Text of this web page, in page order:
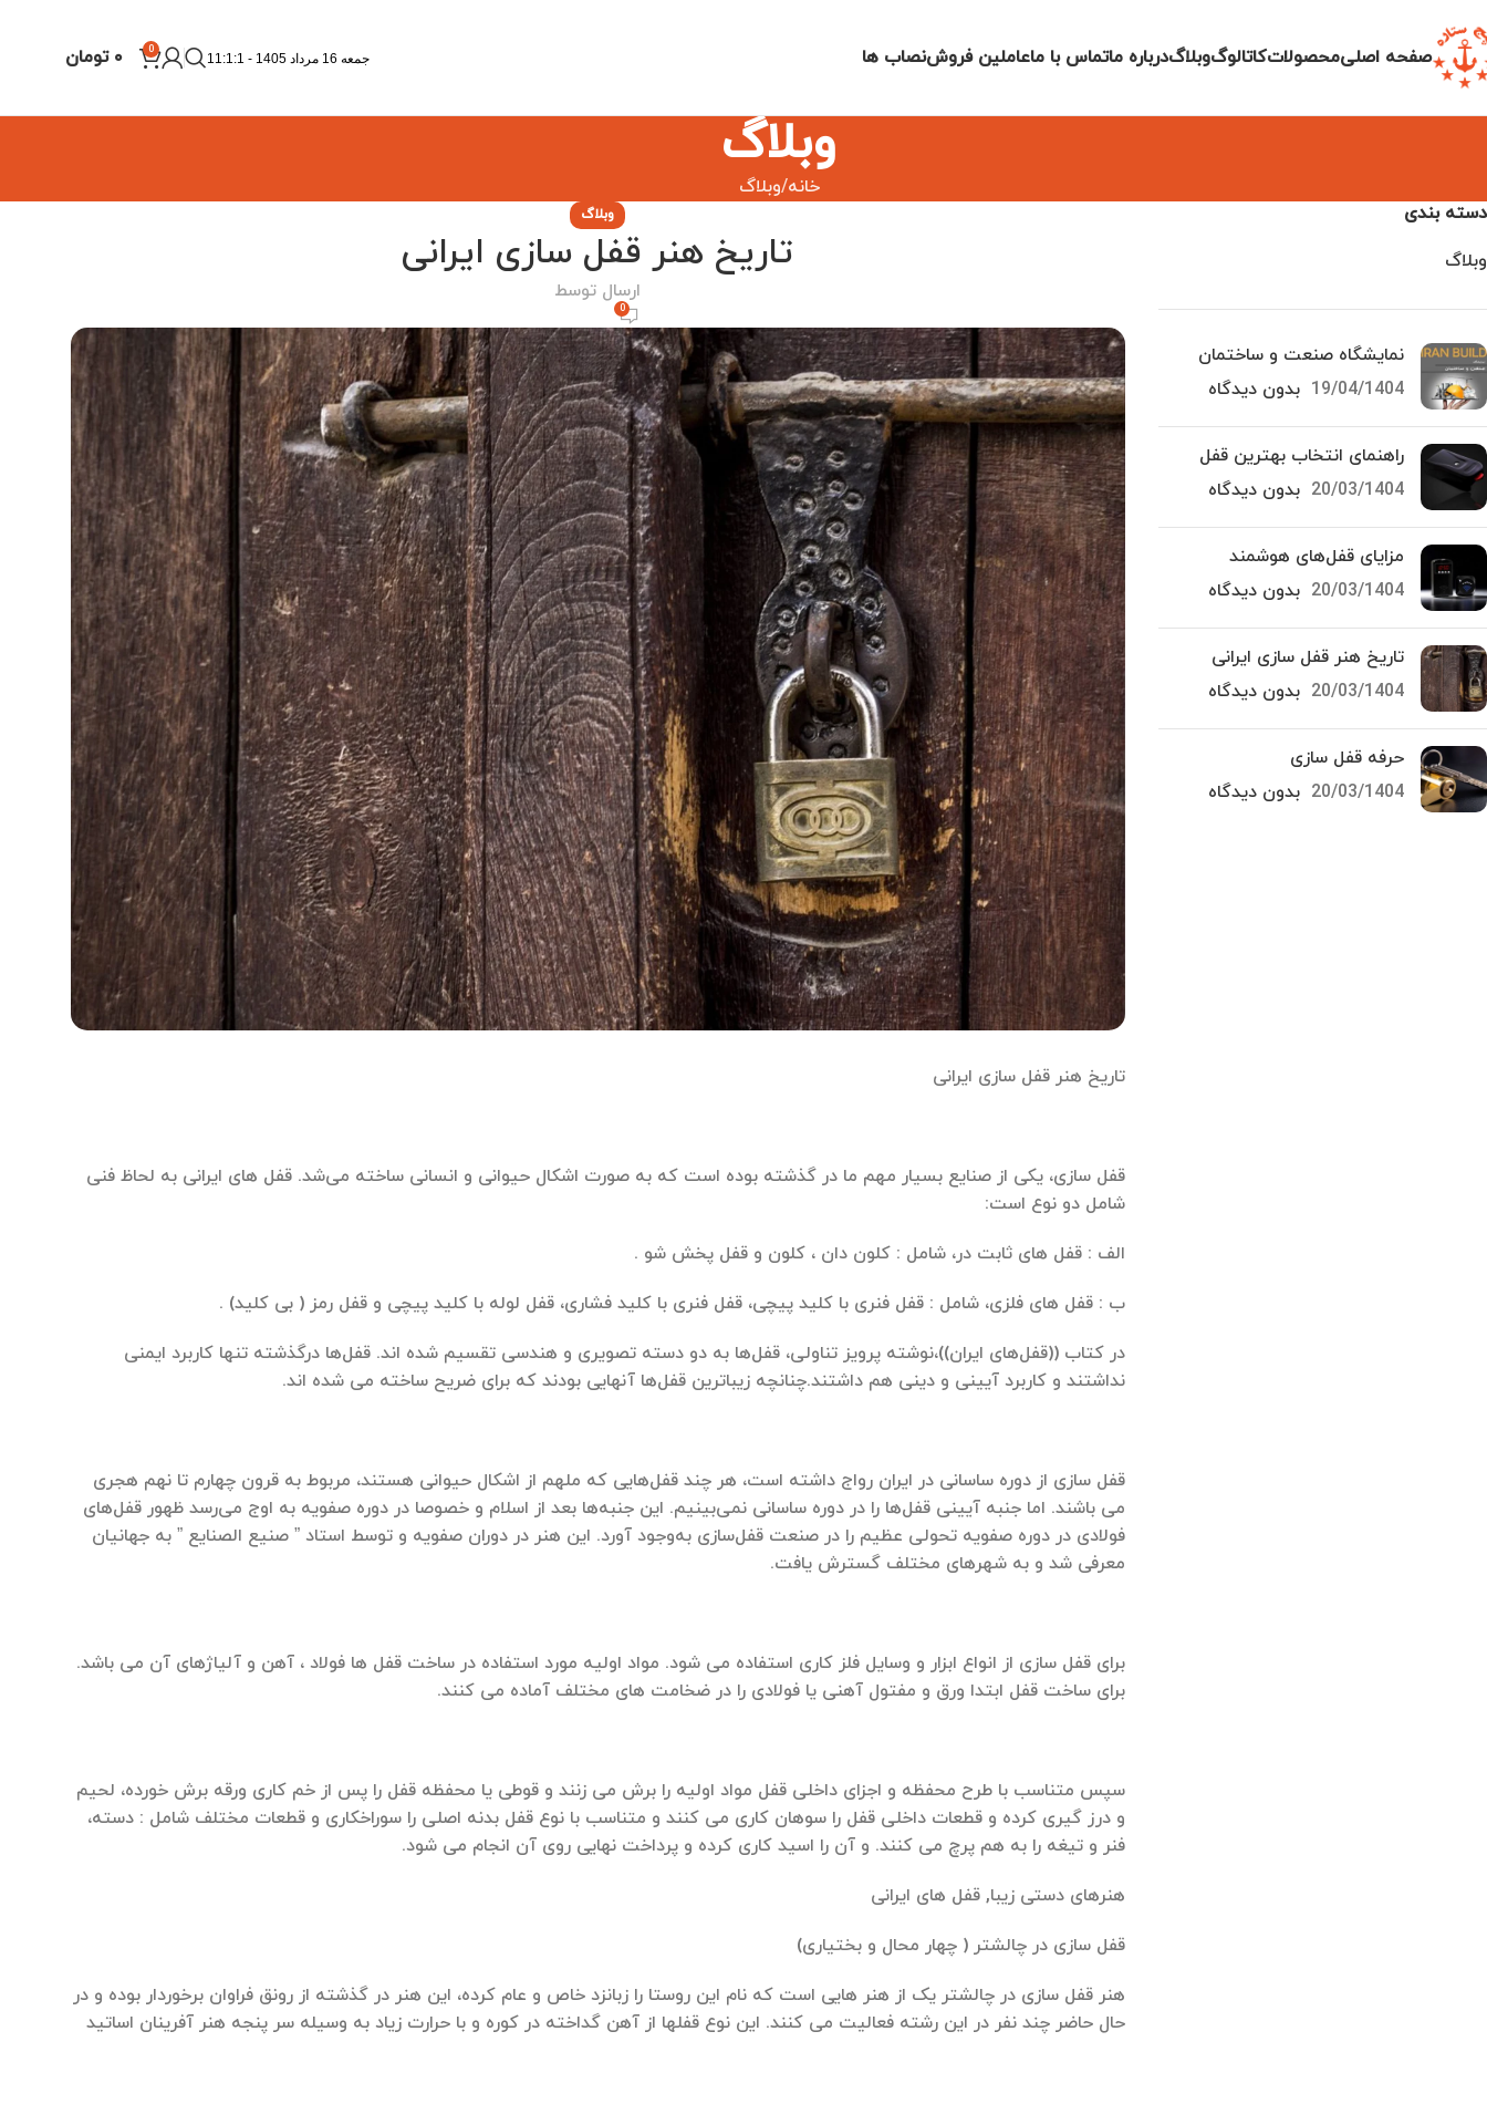
صفحه اصلیمحصولاتکاتالوگوبلاگدرباره ماتماس با ماعاملین فروشنصاب ها جمعه 16 مرداد 1405 - 11:1:2
0 ۰ تومان
وبلاگ
خانه وبلاگ
دسته بندی
وبلاگ
نمایشگاه صنعت و ساختمان
19/04/1404 بدون دیدگاه
راهنمای انتخاب بهترین قفل
20/03/1404 بدون دیدگاه
مزایای قفل‌های هوشمند
20/03/1404 بدون دیدگاه
تاریخ هنر قفل سازی ایرانی
20/03/1404 بدون دیدگاه
حرفه قفل سازی
20/03/1404 بدون دیدگاه
وبلاگ
تاریخ هنر قفل سازی ایرانی
ارسال توسط
0
تاریخ هنر قفل سازی ایرانی
قفل سازی، یکی از صنایع بسیار مهم ما در گذشته بوده است که به صورت اشکال حیوانی و انسانی ساخته می‌شد. قفل های ایرانی به لحاظ فنی
شامل دو نوع است:
الف : قفل های ثابت در، شامل : کلون دان ، کلون و قفل پخش شو .
ب : قفل های فلزی، شامل : قفل فنری با کلید پیچی، قفل فنری با کلید فشاری، قفل لوله با کلید پیچی و قفل رمز ( بی کلید) .
در كتاب ((قفل‌های ایران))،نوشته پرویز تناولی، قفل‌ها به دو دسته تصویری و هندسی تقسیم شده اند. قفل‌ها درگذشته تنها کاربرد ایمنی
نداشتند و کاربرد آیینی و دینی هم داشتند.چنانچه زیباترین قفل‌ها آنهایی بودند كه برای ضریح ساخته می شده اند.
قفل سازی از دوره ساسانی در ایران رواج داشته است، هر چند قفل‌هایی كه ملهم از اشكال حیوانی هستند، مربوط به قرون چهارم تا نهم هجری
می باشند. اما جنبه آیینی قفل‌ها را در دوره ساسانی نمی‌بینیم. این جنبه‌ها بعد از اسلا‌م و خصوصا در دوره صفویه به اوج می‌رسد ظهور قفل‌های
فولا‌دی در دوره صفویه تحولی عظیم را در صنعت قفل‌سازی به‌وجود آورد. این هنر در دوران صفویه و توسط استاد ” صنیع الصنایع ” به جهانیان
معرفی شد و به شهرهای مختلف گسترش یافت.
برای قفل سازی از انواع ابزار و وسایل فلز کاری استفاده می شود. مواد اولیه مورد استفاده در ساخت قفل ها فولاد ، آهن و آلیاژهای آن می باشد.
برای ساخت قفل ابتدا ورق و مفتول آهنی یا فولادی را در ضخامت های مختلف آماده می کنند.
سپس متناسب با طرح محفظه و اجزای داخلی قفل مواد اولیه را برش می زنند و قوطی یا محفظه قفل را پس از خم کاری ورقه برش خورده، لحیم
و درز گیری کرده و قطعات داخلی قفل را سوهان کاری می کنند و متناسب با نوع قفل بدنه اصلی را سوراخکاری و قطعات مختلف شامل : دسته،
فنر و تیغه را به هم پرچ می کنند. و آن را اسید کاری کرده و پرداخت نهایی روی آن انجام می شود.
هنرهای دستی زیبا, قفل های ایرانی
قفل سازی در چالشتر ( چهار محال و بختیاری)
هنر قفل سازی در چالشتر یک از هنر هایی است که نام این روستا را زبانزد خاص و عام کرده، این هنر در گذشته از رونق فراوان برخوردار بوده و در
حال حاضر چند نفر در این رشته فعالیت می کنند. این نوع قفلها از آهن گداخته در کوره و با حرارت زیاد به وسیله سر پنجه هنر آفرینان اساتید